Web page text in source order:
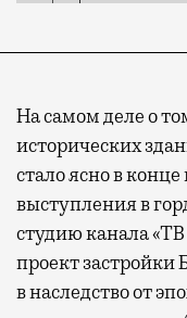
На самом деле о
исторических
стало ясно в
выступления в
студию канала
проект застройки
в наследство от